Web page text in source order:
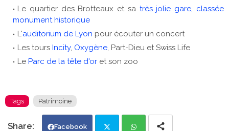
Le quartier des Brotteaux et sa très jolie gare, classée
monument historique
L'auditorium de Lyon pour écouter un concert
Les tours Incity, Oxygène , Part-Dieu et Swiss Life
Le Parc de la tête d'or et son zoo
Tags Patrimoine
Facebook